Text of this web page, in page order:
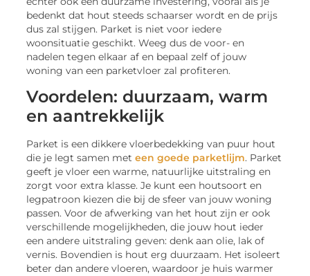
bedenkt dat hout steeds schaarser wordt en de prijs
dus zal stijgen. Parket is niet voor iedere
woonsituatie geschikt. Weeg dus de voor- en
nadelen tegen elkaar af en bepaal zelf of jouw
woning van een parketvloer zal profiteren.
Voordelen: duurzaam, warm
en aantrekkelijk
Parket is een dikkere vloerbedekking van puur hout
die je legt samen meteen goede parketlijm. Parket
geeft je vloer een warme, natuurlijke uitstraling en
zorgt voor extra klasse. Je kunt een houtsoort en
legpatroon kiezen die bij de sfeer van jouw woning
passen. Voor de afwerking van het hout zijn er ook
verschillende mogelijkheden, die jouw hout ieder
een andere uitstraling geven: denk aan olie, lak of
vernis. Bovendien is hout erg duurzaam. Het isoleert
beter dan andere vloeren, waardoor je huis warmer